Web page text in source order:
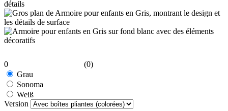
0
(0)
Grau
Sonoma
Weiß
Version